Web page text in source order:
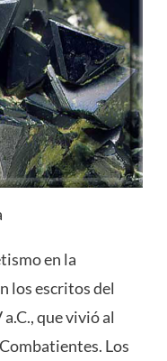
en la
los escritos del
que vivió al
Los